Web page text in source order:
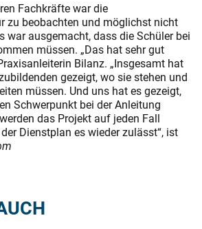
Fachkräfte war die
zu beobachten und möglichst nicht
war ausgemacht, dass die Schüler bei
müssen. „Das hat sehr gut
Bilanz. „Insgesamt hat
gezeigt, wo sie stehen und
müssen. Und uns hat es gezeigt,
Schwerpunkt bei der Anleitung
das Projekt auf jeden Fall
Dienstplan es wieder zulässt“, ist